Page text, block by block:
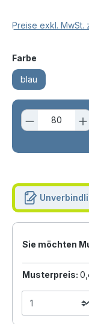
Preise exkl. MwSt.
Farbe
blau
Produkt
Sie möchten
Musterpreis: